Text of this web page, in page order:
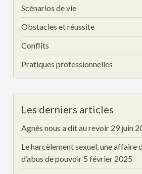
Scénarios de vie
Obstacles et réussite
Conflits
Pratiques professionnelles
Les derniers articles
Agnès nous a dit au revoir 29 juin
Le harcèlement sexuel, une affaire
d’abus de pouvoir 5 février 2025